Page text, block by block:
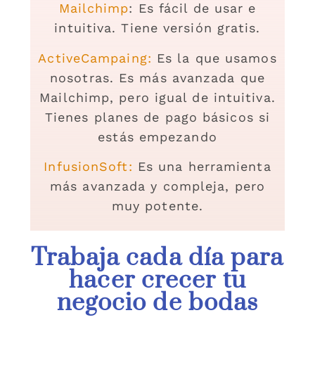
Mailchimp: Es fácil de usar e
intuitiva. Tiene versión gratis.
ActiveCampaing: Es la que usamos
nosotras. Es más avanzada que
Mailchimp, pero igual de intuitiva.
Tienes planes de pago básicos si
estás empezando
InfusionSoft: Es una herramienta
más avanzada y compleja, pero
muy potente.
Trabaja cada día para
hacer crecer tu
negocio de bodas